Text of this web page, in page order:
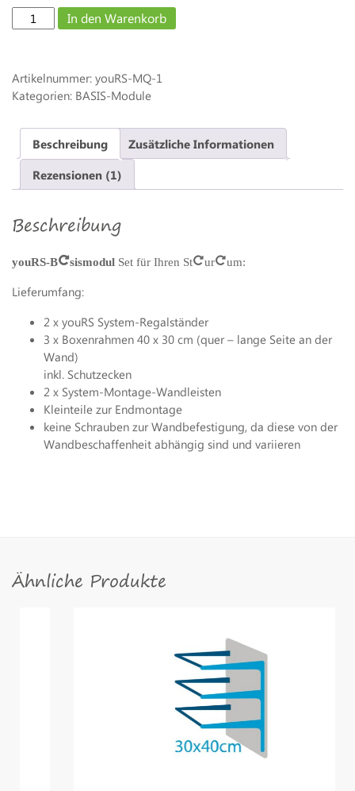
Regalsystem
BASIS-
x
30
quer
für
EURO-
Menge
In den Warenkorb
Artikelnummer: youRS-MQ-1
Kategorien: BASIS-Module
Beschreibung
Zusätzliche Informationen
Rezensionen (1)
Beschreibung
youRS-Basismodul Set für Ihren Stauraum:
Lieferumfang:
2 x youRS System-Regalständer
3 x Boxenrahmen 40 x 30 cm (quer – lange Seite an der
Wand)
inkl. Schutzecken
2 x System-Montage-Wandleisten
Kleinteile zur Endmontage
keine Schrauben zur Wandbefestigung, da diese von der
Wandbeschaffenheit abhängig sind und variieren
Ähnliche Produkte